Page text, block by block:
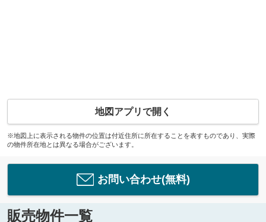
地図アプリで開く
※地図上に表示される物件の位置は付近住所に所在することを表すものであり、実際
の物件所在地とは異なる場合がございます。
お問い合わせ(無料)
販売物件一覧